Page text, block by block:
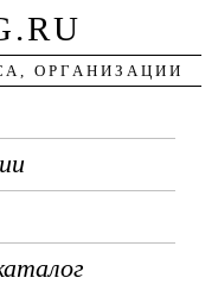
ОРГАНИЗАЦИИ